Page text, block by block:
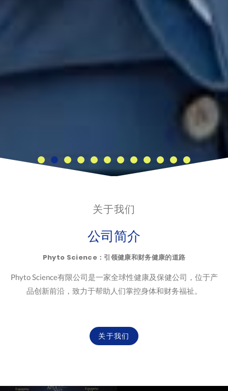
关于我们
公司简介
Phyto Science：引领健康和财务健康的道路
Phyto Science有限公司是一家全球性健康及保健公司，位于产
品创新前沿，致力于帮助人们掌控身体和财务福祉。
关于我们